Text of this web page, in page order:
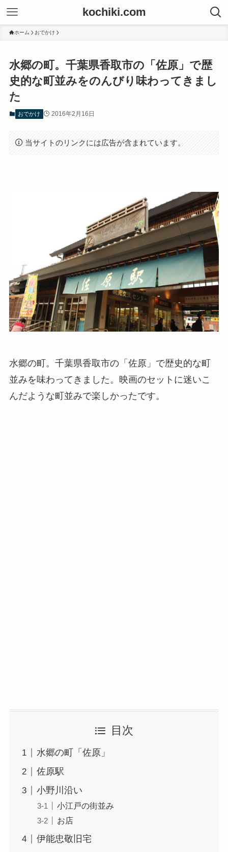
kochiki.com
ホーム おでかけ
水郷の町。千葉県香取市の「佐原」で歴
史的な町並みをのんびり味わってきまし
た
おでかけ 2016年2月16日
当サイトのリンクには広告が含まれています。
水郷の町。千葉県香取市の「佐原」で歴史的な町
並みを味わってきました。映画のセットに迷いこ
んだような町並みで楽しかったです。
目次
水郷の町「佐原」
佐原駅
小野川沿い
小江戸の街並み
お店
伊能忠敬旧宅